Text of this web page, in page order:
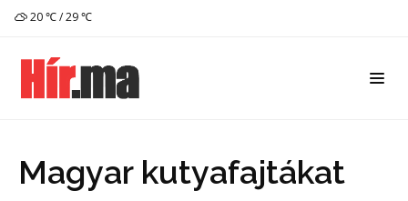
20 ℃ / 29 ℃
Magyar kutyafajtákat